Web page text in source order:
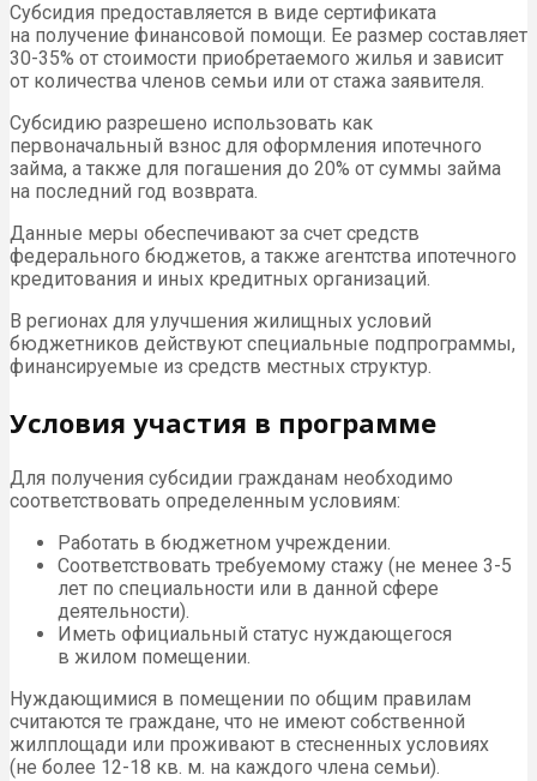
Субсидия предоставляется в виде сертификата
на получение финансовой помощи. Ее размер составляет
30-35% от стоимости приобретаемого жилья и зависит
от количества членов семьи или от стажа заявителя.
Субсидию разрешено использовать как
первоначальный взнос для оформления ипотечного
займа, а также для погашения до 20% от суммы займа
на последний год возврата.
Данные меры обеспечивают за счет средств
федерального бюджетов, а также агентства ипотечного
кредитования и иных кредитных организаций.
В регионах для улучшения жилищных условий
бюджетников действуют специальные подпрограммы,
финансируемые из средств местных структур.
Условия участия в программе
Для получения субсидии гражданам необходимо
соответствовать определенным условиям:
Работать в бюджетном учреждении.
Соответствовать требуемому стажу (не менее 3-5
лет по специальности или в данной сфере
деятельности).
Иметь официальный статус нуждающегося
в жилом помещении.
Нуждающимися в помещении по общим правилам
считаются те граждане, что не имеют собственной
жилплощади или проживают в стесненных условиях
(не более 12-18 кв. м. на каждого члена семьи).